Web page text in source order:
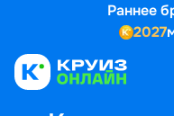
Раннее
2027